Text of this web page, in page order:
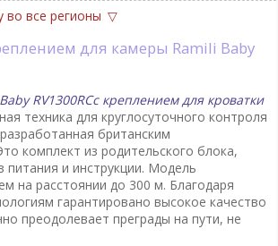
во все регионы
RV1300RCс креплением для кроватки
техника для круглосуточного контроля
британским
комплект из родительского блока,
питания и инструкции. Модель
на расстоянии до 300 м. Благодаря
гарантировано высокое качество
преодолевает преграды на пути, не